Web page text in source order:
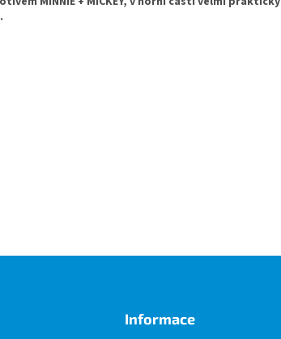
Informace